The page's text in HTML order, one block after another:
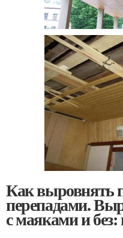
Как выровнять
перепадами.
с маяками и